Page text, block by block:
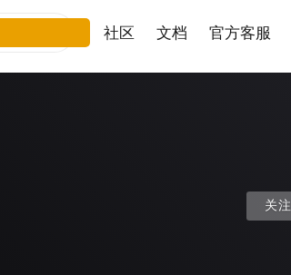
社区 文档 官方客服
关注